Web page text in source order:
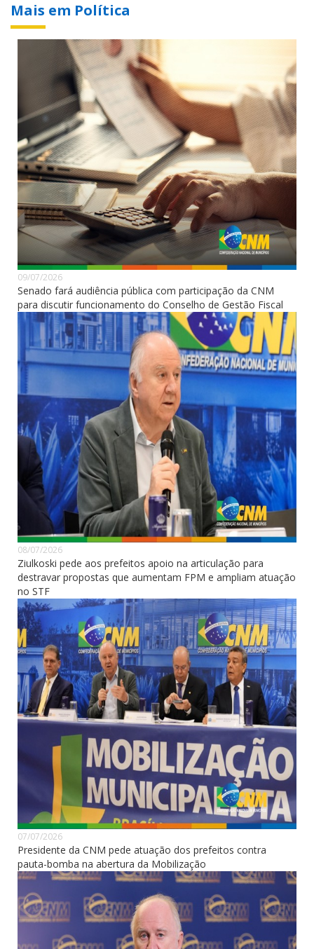
Mais em Política
09/07/2026
Senado fará audiência pública com participação da CNM
para discutir funcionamento do Conselho de Gestão Fiscal
08/07/2026
Ziulkoski pede aos prefeitos apoio na articulação para
destravar propostas que aumentam FPM e ampliam atuação
no STF
07/07/2026
Presidente da CNM pede atuação dos prefeitos contra
pauta-bomba na abertura da Mobilização